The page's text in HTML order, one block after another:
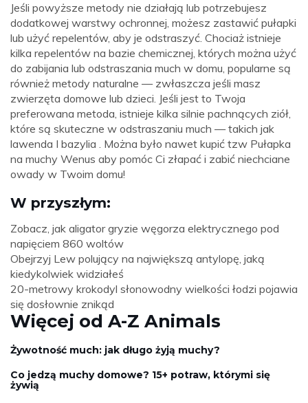
Jeśli powyższe metody nie działają lub potrzebujesz
dodatkowej warstwy ochronnej, możesz zastawić pułapki
lub użyć repelentów, aby je odstraszyć. Chociaż istnieje
kilka repelentów na bazie chemicznej, których można użyć
do zabijania lub odstraszania much w domu, popularne są
również metody naturalne — zwłaszcza jeśli masz
zwierzęta domowe lub dzieci. Jeśli jest to Twoja
preferowana metoda, istnieje kilka silnie pachnących ziół,
które są skuteczne w odstraszaniu much — takich jak
lawenda I bazylia . Można było nawet kupić tzw Pułapka
na muchy Wenus aby pomóc Ci złapać i zabić niechciane
owady w Twoim domu!
W przyszłym:
Zobacz, jak aligator gryzie węgorza elektrycznego pod
napięciem 860 woltów
Obejrzyj Lew polujący na największą antylopę, jaką
kiedykolwiek widziałeś
20-metrowy krokodyl słonowodny wielkości łodzi pojawia
się dosłownie znikąd
Więcej od A-Z Animals
Żywotność much: jak długo żyją muchy?
Co jedzą muchy domowe? 15+ potraw, którymi się
żywią